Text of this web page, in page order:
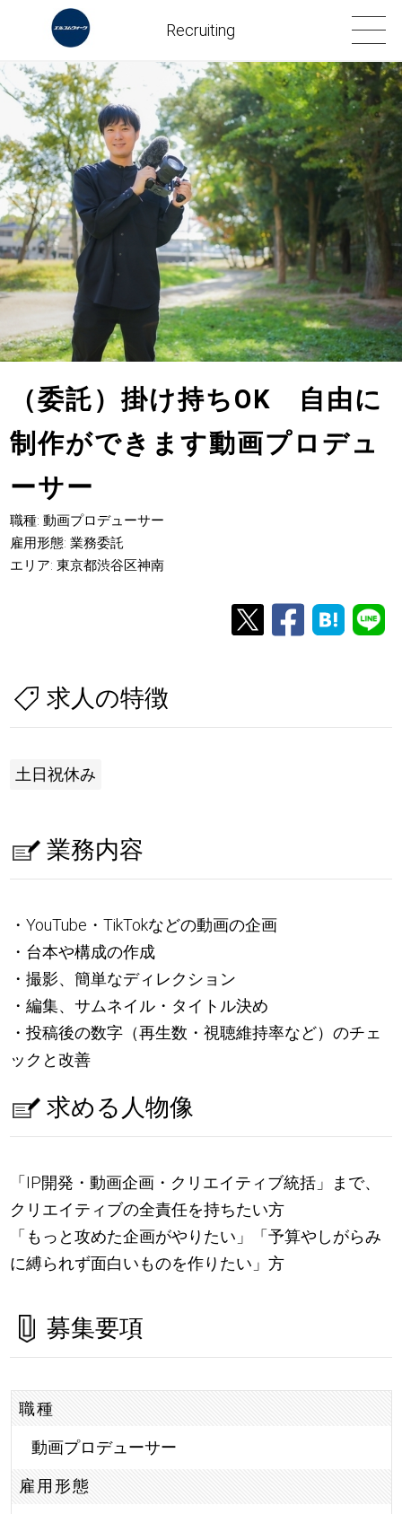
Recruiting
（委託）掛け持ちOK 自由に
制作ができます動画プロデュ
ーサー
職種: 動画プロデューサー
雇用形態: 業務委託
エリア: 東京都渋谷区神南
求人の特徴
土日祝休み
業務内容
・YouTube・TikTokなどの動画の企画
・台本や構成の作成
・撮影、簡単なディレクション
・編集、サムネイル・タイトル決め
・投稿後の数字（再生数・視聴維持率など）のチェ
ックと改善
求める人物像
「IP開発・動画企画・クリエイティブ統括」まで、
クリエイティブの全責任を持ちたい方
「もっと攻めた企画がやりたい」「予算やしがらみ
に縛られず面白いものを作りたい」方
募集要項
職種
動画プロデューサー
雇用形態